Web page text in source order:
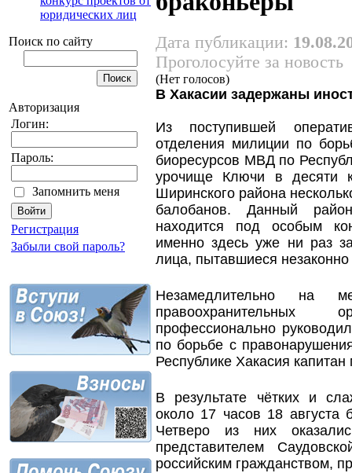
юридических лиц
Поиск по сайту
Авторизация
Логин:
Пароль:
Запомнить меня
Регистрация
Забыли свой пароль?
Дата публикации:
Проголосуйте за новость
(Нет голосов)
В Хакасии задержаны
Из поступившей
отделения милиции по
биоресурсов МВД по
урочище Ключи в десяти
Ширинского района
балобанов. Данный
находится под особым
именно здесь уже ни раз
лица, пытавшиеся
Незамедлительно на
профессионально
по борьбе с
Республике Хакасия
В результате чётких и
около 17 часов 18
Четверо из них
представителем
российским гражданством,